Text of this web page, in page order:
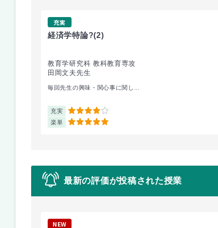
充実
経済学特論?(2)
教育学研究科 教科教育専攻
田岡文夫先生
毎回先生の興味・関心事に関し...
充実 4
楽単 5
最新の評価が投稿された授業
NEW